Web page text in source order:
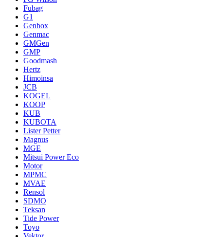
Fubag
G1
Genbox
Genmac
GMGen
GMP
Goodmash
Hertz
Himoinsa
JCB
KOGEL
KOOP
KUB
KUBOTA
Lister Petter
Magnus
MGE
Mitsui Power Eco
Motor
MPMC
MVAE
Rensol
SDMO
Teksan
Tide Power
Toyo